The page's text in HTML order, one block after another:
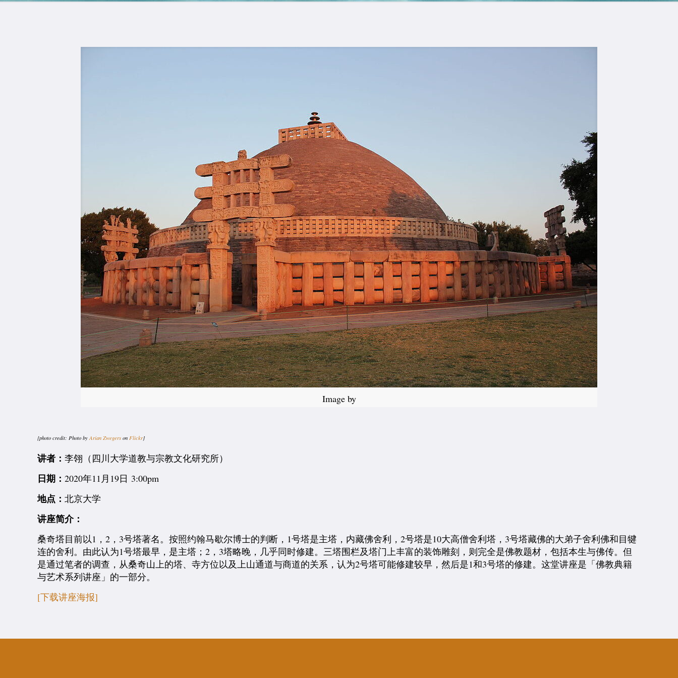
Image by
[photo credit: Photo byArian Zwegers onFlickr]
讲者：李翎（四川大学道教与宗教文化研究所）
日期：2020年11月19日 3:00pm
地点：北京大学
讲座简介：
桑奇塔目前以1，2，3号塔著名。按照约翰马歇尔博士的判断，1号塔是主塔，内藏佛舍利，2号塔是10大高僧舍利塔，3号塔藏佛的大弟子舍利佛和目犍
连的舍利。由此认为1号塔最早，是主塔；2，3塔略晚，几乎同时修建。三塔围栏及塔门上丰富的装饰雕刻，则完全是佛教题材，包括本生与佛传。但
是通过笔者的调查，从桑奇山上的塔、寺方位以及上山通道与商道的关系，认为2号塔可能修建较早，然后是1和3号塔的修建。这堂讲座是「佛教典籍
与艺术系列讲座」的一部分。
[下载讲座海报]